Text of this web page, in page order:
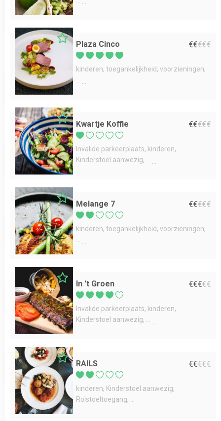
Plaza Cinco €€€€€
kinderen toegankelijkheid voorzieningen
Kwartje Koffie €€€€€
Invalide parkeerplaats kinderen
Kinderstoel aanwezig
Melange 7 €€€€€
kinderen toegankelijkheid voorzieningen
In 't Groen €€€€€
Invalide parkeerplaats kinderen
Kinderstoel aanwezig
RAILS €€€€€
kinderen Kinderstoel aanwezig
Rolstoeltoegang